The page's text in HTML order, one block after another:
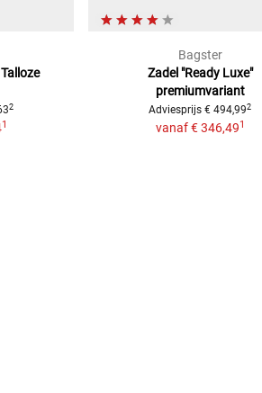
2
1
Bagster
Zadel "Ready Luxe"
premiumvariant
Adviesprijs € 494,992
vanaf € 346,491